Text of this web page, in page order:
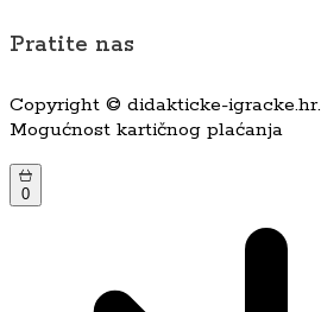
Pratite nas
Copyright © didakticke-igracke.hr.
Mogućnost kartičnog plaćanja
0